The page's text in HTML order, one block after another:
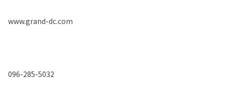
www.grand-dc.com
096-285-5032